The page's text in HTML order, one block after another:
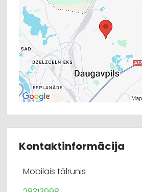
Kontaktinformācija
Mobilais tālrunis